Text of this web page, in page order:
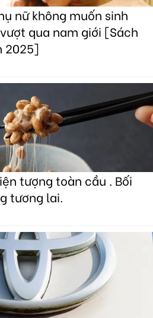
nữ không muốn sinh
qua nam giới [Sách
2025]
tượng toàn cầu . Bối
tương lai.